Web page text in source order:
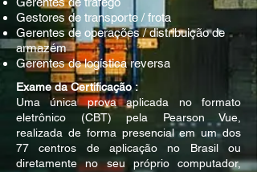
Gestores de transporte / frota
Gerentes de operações / distribuição de
armazém
Gerentes de logística reversa
Exame da Certificação :
Uma única prova aplicada no formato
eletrônico (CBT) pela Pearson Vue,
realizada de forma presencial em um dos
77 centros de aplicação no Brasil ou
diretamente no seu próprio computador,